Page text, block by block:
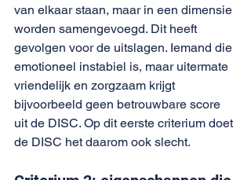
van elkaar staan, maar in een dimensie
worden samengevoegd. Dit heeft
gevolgen voor de uitslagen. Iemand die
emotioneel instabiel is, maar uitermate
vriendelijk en zorgzaam krijgt
bijvoorbeeld geen betrouwbare score
uit de DISC. Op dit eerste criterium doet
de DISC het daarom ook slecht.